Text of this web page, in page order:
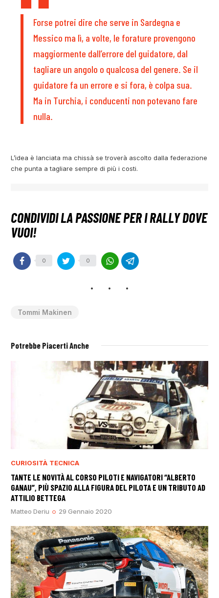
Forse potrei dire che serve in Sardegna e
Messico ma lì, a volte, le forature provengono
maggiormente dall’errore del guidatore, dal
tagliare un angolo o qualcosa del genere. Se il
guidatore fa un errore e si fora, è colpa sua.
Ma in Turchia, i conducenti non potevano fare
nulla.
L’idea è lanciata ma chissà se troverà ascolto dalla federazione
che punta a tagliare sempre di più i costi.
0 0
Tommi Makinen
Potrebbe Piacerti Anche
CURIOSITÀ TECNICA
TANTE LE NOVITÀ AL CORSO PILOTI E NAVIGATORI “ALBERTO
GANAU”, PIÙ SPAZIO ALLA FIGURA DEL PILOTA E UN TRIBUTO AD
ATTILIO BETTEGA
Matteo Deriu 29 Gennaio 2020